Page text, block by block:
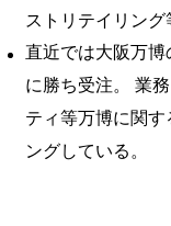
ストリテイリン
直近では大阪万
に勝ち受注。 業
ティ等万博に関
ングしている。